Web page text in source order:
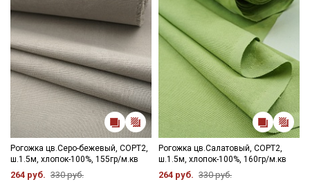
Рогожка цв.Серо-бежевый, СОРТ2,
ш.1.5м, хлопок-100%, 155гр/м.кв
264 руб. 330 руб.
Рогожка цв.Салатовый, СОРТ2,
ш.1.5м, хлопок-100%, 160гр/м.кв
264 руб. 330 руб.
Секретная рассылка от Купава
Мы публикуем здесь дополнительные
промокоды и скидки до 30% на узкие
категории тканей
Электронная почта